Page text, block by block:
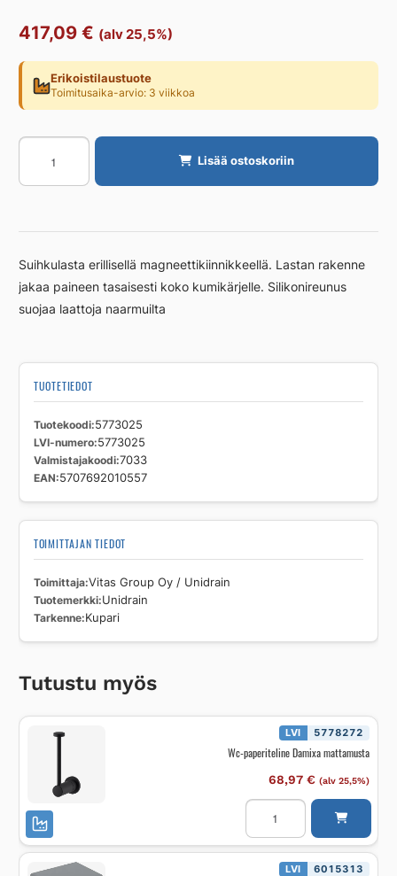
417,09 € (alv 25,5%)
Erikoistilaustuote
Toimitusaika-arvio: 3 viikkoa
Suihkulasta
UNIDRAIN
Kupari
Lisää ostoskoriin
Suihkulasta erillisellä magneettikiinnikkeellä. Lastan rakenne
jakaa paineen tasaisesti koko kumikärjelle. Silikonireunus
suojaa laattoja naarmuilta
TUOTETIEDOT
Tuotekoodi 5773025
LVI-numero 5773025
Valmistajakoodi 7033
EAN 5707692010557
TOIMITTAJAN TIEDOT
Toimittaja Vitas Group Oy / Unidrain
Tuotemerkki Unidrain
Tarkenne Kupari
Tutustu myös
LVI 5778272
Wc-paperiteline Damixa mattamusta
68,97 € (alv 25,5%)
Wc-
paperiteline
mattamusta
määrä
LVI 6015313